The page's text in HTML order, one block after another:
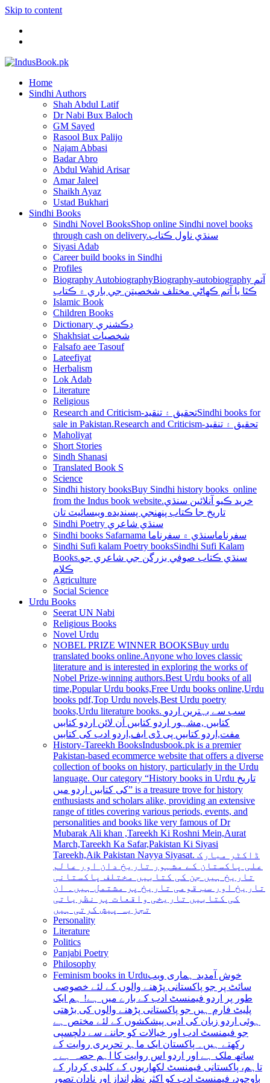
Skip to content
Home
Sindhi Authors
Shah Abdul Latif
Dr Nabi Bux Baloch
GM Sayed
Rasool Bux Palijo
Najam Abbasi
Badar Abro
Abdul Wahid Arisar
Amar Jaleel
Shaikh Ayaz
Ustad Bukhari
Sindhi Books
Sindhi Novel BooksShop online Sindhi novel books
through cash on delivery.سنڌي ناول ڪتاب
Siyasi Adab
Career build books in Sindhi
Profiles
Biography AutobiographyBiography-autobiography آتم
ڪٿا يا آتم ڪھاڻي مختلف شخصيتن جي باري ۾ ڪتاب
Islamic Book
Children Books
Dictionary ڊڪشنري
Shakhsiat شخصيات
Falsafo aee Tasouf
Lateefiyat
Herbalism
Lok Adab
Literature
Religious
Research and Criticism-تحقيق ۽ تنقيدSindhi books for
sale in Pakistan.Research and Criticism-تحقيق ۽ تنقيد
Maholiyat
Short Stories
Sindh Shanasi
Translated Book S
Science
Sindhi history booksBuy Sindhi history books online
from the Indus book website.خريد ڪيو آنلائين سنڌي
تاريخ جا ڪتاب پنھنجي پسنديده ويبسائيٽ تان
Sindhi Poetry سنڌي شاعري
Sindhi books Safarnama سفرناماسنڌي ۾ سفرناما
Sindhi Sufi kalam Poetry booksSindhi Sufi Kalam
Books.سنڌي ڪتاب صوفي بزرگن جي شاعري جو
ڪلام
Agriculture
Social Science
Urdu Books
Seerat UN Nabi
Religious Books
Novel Urdu
NOBEL PRIZE WINNER BOOKSBuy urdu
translated books online.Anyone who loves classic
literature and is interested in exploring the works of
Nobel Prize-winning authors.Best Urdu books of all
time,Popular Urdu books,Free Urdu books online,Urdu
books pdf,Top Urdu novels,Best Urdu poetry
books,Urdu literature books. سب سے بہترین اردو
کتابیں ,مشہور اردو کتابیں آن لائن اردو کتابیں
مفت,اردو کتابیں پی ڈی ایف,اردو ادب کی کتابیں
History-Tareekh BooksIndusbook.pk is a premier
Pakistan-based ecommerce website that offers a diverse
collection of books on history, particularly in the Urdu
language. Our category “History books in Urdu تاریخ
کی کتابیں اردو میں” is a treasure trove for history
enthusiasts and scholars alike, providing an extensive
range of titles covering various periods, events, and
personalities and books like very famous of Dr
Mubarak Ali khan ,Tareekh Ki Roshni Mein,Aurat
March,Tareekh Ka Safar,Pakistan Ki Siyasi
Tareekh,Aik Pakistan Nayya Siyasat. ڈاکٹر مبارک
علی پاکستان کے مشہور تاریخ دان اور عالم
تاریخ ہیں جن کی کتابیں مختلف پاکستانی
تاریخ اور سب قومی تاریخ پر مشتمل ہیں۔ ان
کی کتابیں تاریخی واقعات پر نظریاتی
تجزیہ پیش کرتی ہیں
Personality
Literature
Politics
Panjabi Poetry
Philosophy
Feminism books in Urduخوش آمدید ہماری ویب
سائٹ پر جو پاکستانی پڑھنے والوں کے لئے خصوصی
طور پر اردو فیمنسٹ ادب کے بارے میں ہے! ہم ایک
پلیٹ فارم ہیں جو پاکستانی پڑھنے والوں کی بڑھتی
ہوئی اردو زبان کی ادبی پیشکشوں کے لئے مختص ہے
جو فیمنسٹ ادب اور خیالات کو جاننے سے دلچسپی
رکھتے ہیں۔ پاکستان ایک ماہر تحریری روایت کے
ساتھ ملک ہے اور اردو اس روایت کا اہم حصہ ہے۔
تاہم، پاکستانی فیمنسٹ لکھاریوں کے کلیدی کردار کے
باوجود، فیمنسٹ ادب کو اکثر نظرانداز اور نادان تصور